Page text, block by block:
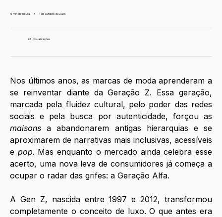
5 min de leitura • 1 de outubro de 2025
23 visualizações
Nos últimos anos, as marcas de moda aprenderam a
se reinventar diante da Geração Z. Essa geração,
marcada pela fluidez cultural, pelo poder das redes
maisons a abandonarem antigas hierarquias e se
aproximarem de narrativas mais inclusivas, acessíveis
e pop. Mas enquanto o mercado ainda celebra esse
acerto, uma nova leva de consumidores já começa a
ocupar o radar das grifes: a Geração Alfa.
A Gen Z, nascida entre 1997 e 2012, transformou
completamente o conceito de luxo. O que antes era